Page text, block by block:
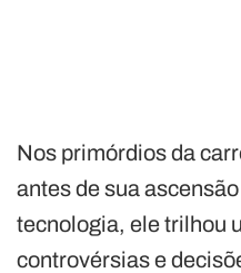
Nos primórdios da
antes de sua
tecnologia, ele trilhou
controvérsias e